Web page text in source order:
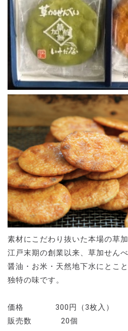
素材にこだわり抜いた本場の草加
江戸末期の創業以来、草加せん
醤油・お米・天然地下水にとこ
独特の味です。
価格 300円（3枚入）
販売数 20個